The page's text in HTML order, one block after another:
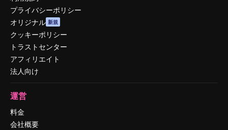
プライバシーポリシー
オリジナル 新規
クッキーポリシー
トラストセンター
アフィリエイト
法人向け
運営
料金
会社概要